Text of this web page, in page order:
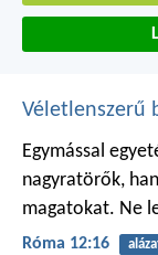
Véletlenszerű
Egymással
nagyratörők,
magatokat. Ne
Róma 12:16